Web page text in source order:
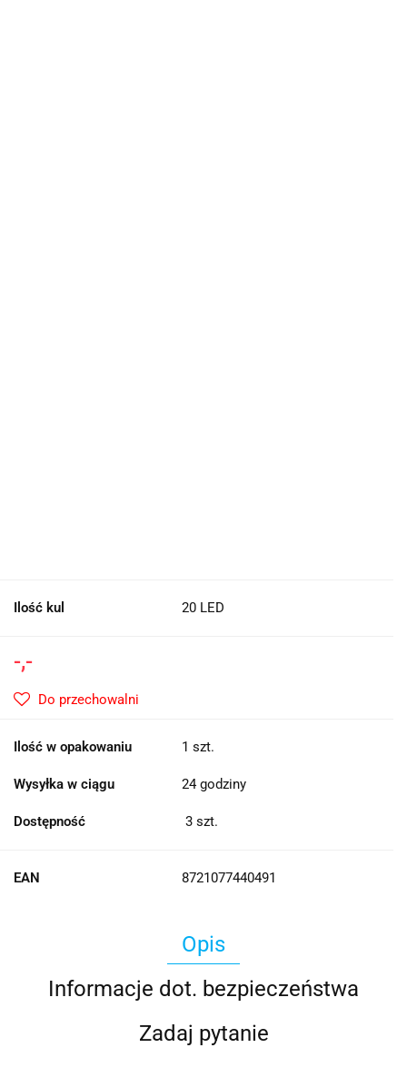
Ilość kul 20 LED
-,-
Do przechowalni
Ilość w opakowaniu 1 szt.
Wysyłka w ciągu 24 godziny
Dostępność 3 szt.
EAN 8721077440491
Opis
Informacje dot. bezpieczeństwa
Zadaj pytanie